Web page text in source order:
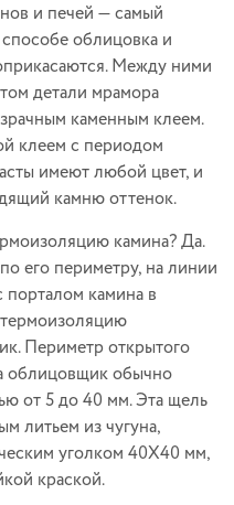
и печей — самый
облицовка и
Между ними
детали мрамора
каменным клеем.
клеем с периодом
имеют любой цвет, и
камню оттенок.
камина? Да.
его периметру, на линии
камина в
Периметр открытого
облицовщик обычно
от 5 до 40 мм. Эта щель
литьем из чугуна,
уголком 40Х40 мм,
краской.